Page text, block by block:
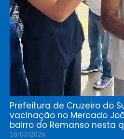
Prefeitura de Cruzeiro do
vacinação no Mercado
bairro do Remanso nesta
18/03/2026